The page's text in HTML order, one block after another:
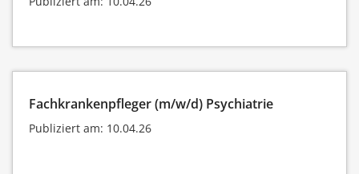
Fachkrankenpfleger (m/w/d) Psychiatrie
Publiziert am: 10.04.26